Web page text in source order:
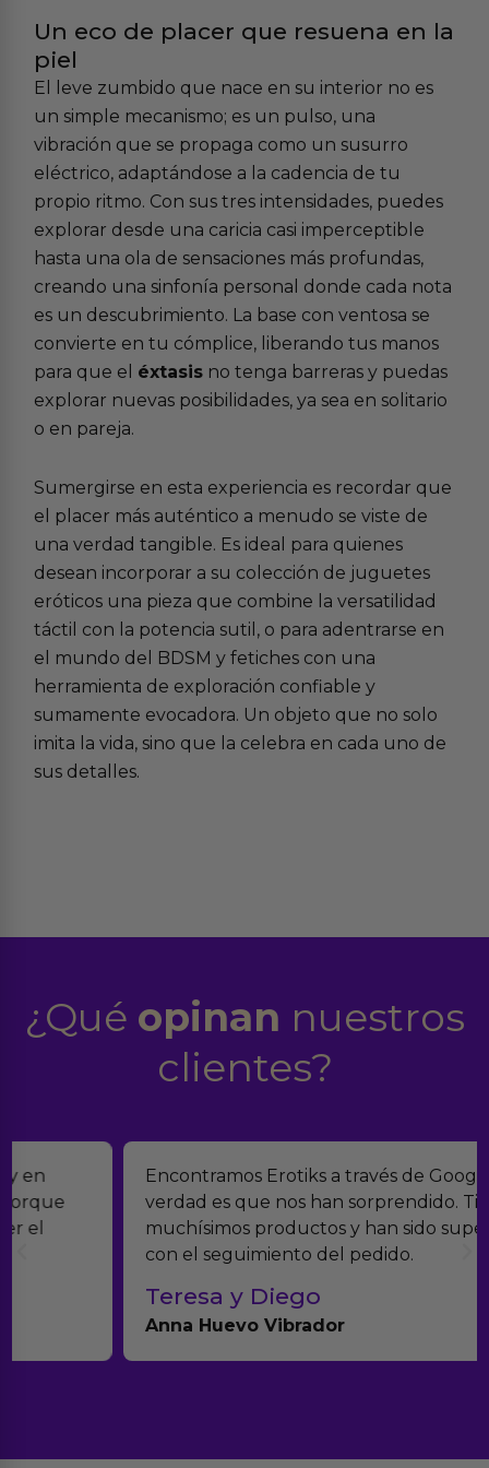
Un eco de placer que resuena en la
piel
El leve zumbido que nace en su interior no es
un simple mecanismo; es un pulso, una
vibración que se propaga como un susurro
eléctrico, adaptándose a la cadencia de tu
propio ritmo. Con sus tres intensidades, puedes
explorar desde una caricia casi imperceptible
hasta una ola de sensaciones más profundas,
creando una sinfonía personal donde cada nota
es un descubrimiento. La base con ventosa se
convierte en tu cómplice, liberando tus manos
para que el éxtasis no tenga barreras y puedas
explorar nuevas posibilidades, ya sea en solitario
o en pareja.
Sumergirse en esta experiencia es recordar que
el placer más auténtico a menudo se viste de
una verdad tangible. Es ideal para quienes
desean incorporar a su colección de juguetes
eróticos una pieza que combine la versatilidad
táctil con la potencia sutil, o para adentrarse en
el mundo del BDSM y fetiches con una
herramienta de exploración confiable y
sumamente evocadora. Un objeto que no solo
imita la vida, sino que la celebra en cada uno de
sus detalles.
¿Qué opinan nuestros
clientes?
Encontramos Erotiks a través de Google y la
verdad es que nos han sorprendido. Tienen
muchísimos productos y han sido super atentos
con el seguimiento del pedido.
Teresa y Diego
Anna Huevo Vibrador